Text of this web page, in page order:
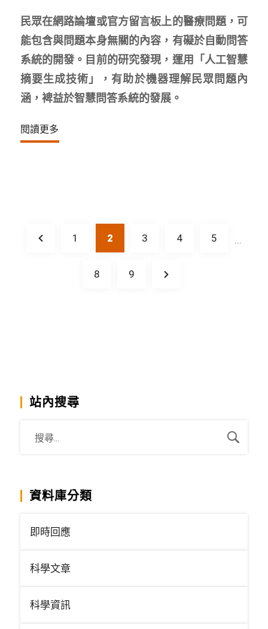
民眾在網路論壇或官方留言板上的醫療問題，可
能包含與問題本身無關的內容，有礙於自動問答
系統的開發。目前的研究發現，運用「人工智慧
摘要生成技術」，有助於機器理解民眾問題內
涵，裨益於智慧問答系統的發展。
閱讀更多
1 2 3 4 5 ...
8 9
站內搜尋
資料庫分類
即時回應
科學文章
科學資訊